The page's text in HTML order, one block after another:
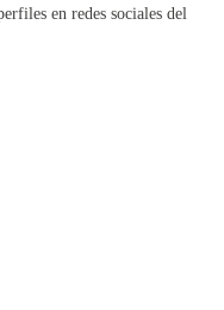
en redes sociales del